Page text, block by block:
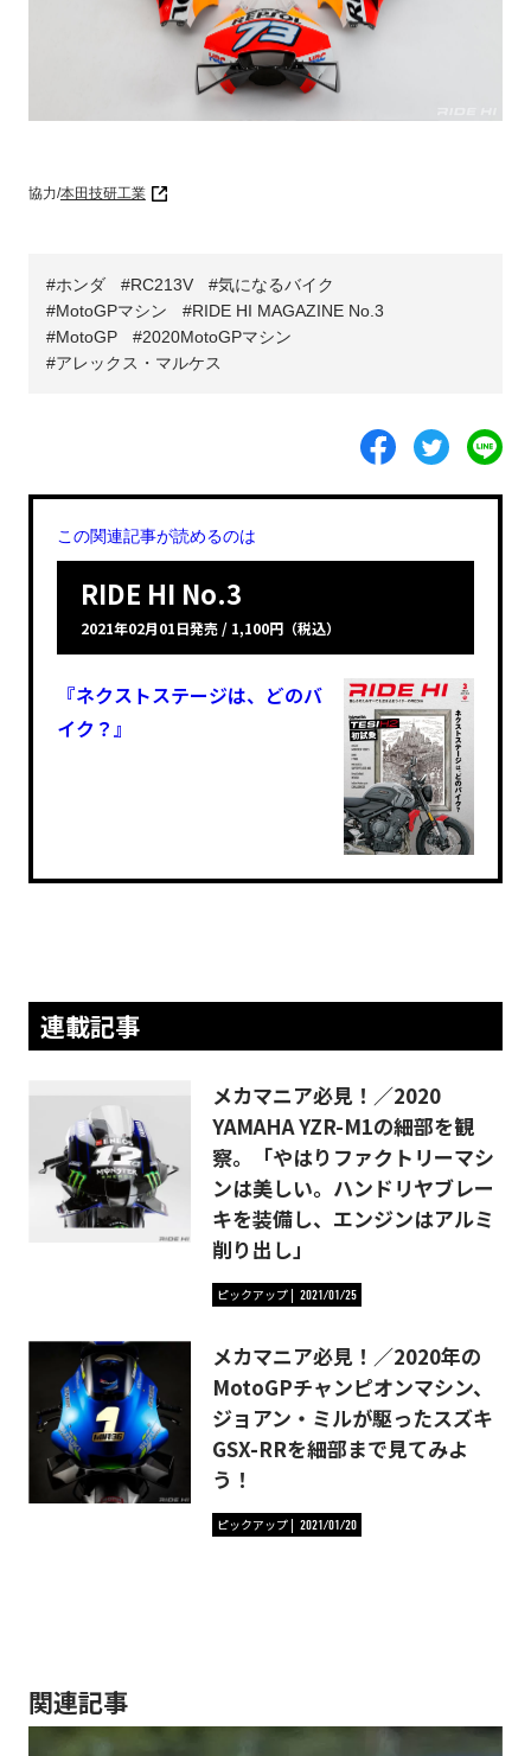
協力/本田技研工業
ホンダ RC213V
気になるバイク
MotoGPマシン
RIDE HI MAGAZINE No.3
MotoGP
2020MotoGPマシン
アレックス・マルケス
この関連記事が読めるのは
RIDE HI No.3
2021年02月01日発売 / 1,100円（税込）
『ネクストステージは、どのバ
イク？』
連載記事
メカマニア必見！／2020
YAMAHA YZR-M1の細部を観
察。「やはりファクトリーマシ
ンは美しい。ハンドリヤブレー
キを装備し、エンジンはアルミ
削り出し」
ピックアップ 2021/01/25
メカマニア必見！／2020年の
MotoGPチャンピオンマシン、
ジョアン・ミルが駆ったスズキ
GSX-RRを細部まで見てみよ
う！
ピックアップ 2021/01/20
関連記事